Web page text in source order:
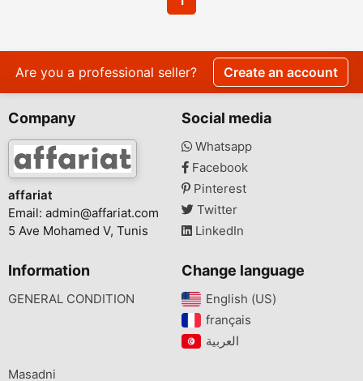
Are you a professional seller? Create an account
Company
affariat
Email: admin@affariat.com
5 Ave Mohamed V, Tunis
Social media
Whatsapp
Facebook
Pinterest
Twitter
LinkedIn
Information
GENERAL CONDITION
Change language
English (US)‎
français‎
Masadni